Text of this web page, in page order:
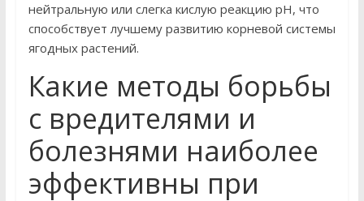
нейтральную или слегка кислую реакцию pH, что
способствует лучшему развитию корневой системы
ягодных растений.
Какие методы борьбы
с вредителями и
болезнями наиболее
эффективны при